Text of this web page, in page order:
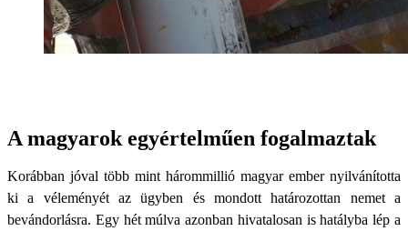
A magyarok egyértelműen fogalmaztak
Korábban jóval több mint hárommillió magyar ember nyilvánította
ki a véleményét az ügyben és mondott határozottan nemet a
bevándorlásra. Egy hét múlva azonban hivatalosan is hatályba lép a